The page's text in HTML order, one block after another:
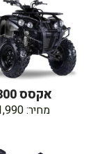
אקסס TE300
מחיר: ₪31,990